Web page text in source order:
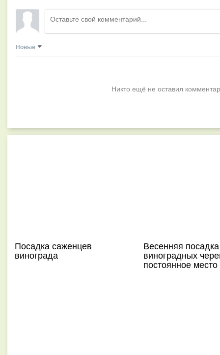
Новые
Никто ещё не оставил
Посадка саженцев
винограда
Весенняя посадка
виноградных
постоянное место